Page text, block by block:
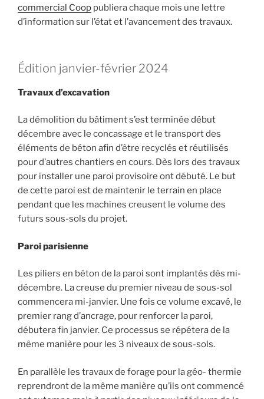
commercial Coop publiera chaque mois une lettre
d’information sur l’état et l’avancement des travaux.
Édition janvier-février 2024
Travaux d’excavation
La démolition du bâtiment s’est terminée début
décembre avec le concassage et le transport des
éléments de béton afin d’être recyclés et réutilisés
pour d’autres chantiers en cours. Dès lors des travaux
pour installer une paroi provisoire ont débuté. Le but
de cette paroi est de maintenir le terrain en place
pendant que les machines creusent le volume des
futurs sous-sols du projet.
Paroi parisienne
Les piliers en béton de la paroi sont implantés dès mi-
décembre. La creuse du premier niveau de sous-sol
commencera mi-janvier. Une fois ce volume excavé, le
premier rang d’ancrage, pour renforcer la paroi,
débutera fin janvier. Ce processus se répétera de la
même manière pour les 3 niveaux de sous-sols.
En parallèle les travaux de forage pour la géo- thermie
reprendront de la même manière qu’ils ont commencé